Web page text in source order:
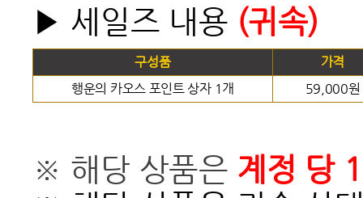
▶ 세일즈 내용 (귀속)
구성품
가격
행운의 카오스 포인트 상자 1개
59,000원
※ 해당 상품은 계정 당